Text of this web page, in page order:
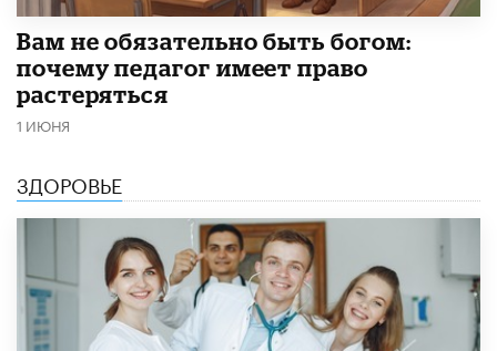
​Вам не обязательно быть богом:
почему педагог имеет право
растеряться
1 ИЮНЯ
ЗДОРОВЬЕ